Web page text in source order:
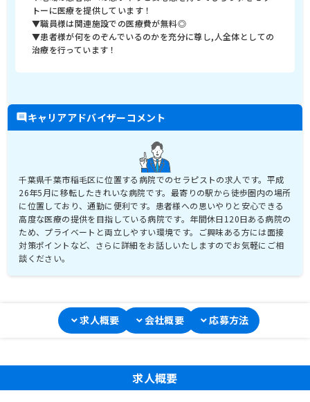
トーに医療を提供しています！
▼職員様は関連施設での医療費が無料◎
▼患者様が何をのぞんでいるのかを充分に尊し,人全体としての
治療を行っています！
キャリアアドバイザーコメント
千葉県千葉市稲毛区に位置する病院でのセラピストの求人です。平成
26年5月に移転したきれいな病院です。最寄りの駅から徒歩圏内の場所
に位置しており、通勤に便利です。患者様への思いやりと安心できる
高度な医療の提供を目指している病院です。年間休日120日ある病院の
ため、プライベートと両立しやすい環境です。ご興味ある方には面接
対策ポイントなど、さらに詳細をお話しいたしますのでお気軽にご相
談ください。
求人概要 会社概要 応募方法
求人概要